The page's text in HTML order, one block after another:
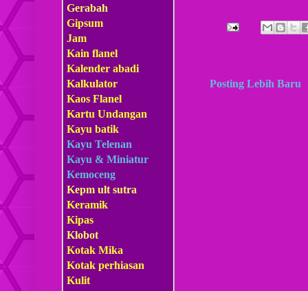
Posting Lebih Baru
Gerabah
Gipsum
Jam
Kain flanel
Kalender abadi
Kalkulator
Kaos Flanel
Kartu Undangan
Kayu batik
Kayu Telenan
Kayu & Miniatur
Kemoceng
Kepm ult sutra
Keramik
Kipas
Klobot
Kotak Mika
Kotak perhiasan
Kulit